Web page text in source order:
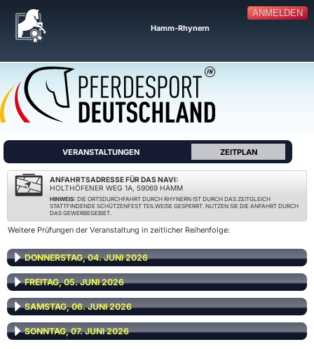
ANMELDEN
Hamm-Rhynern
VERANSTALTUNGEN ZEITPLAN
ANFAHRTSADRESSE FÜR DAS NAVI:
HOLTHÖFENER WEG 1A, 59069 HAMM
HINWEIS: DIE ORTSDURCHFAHRT DURCH RHYNERN IST DURCH DAS ZEITGLEICH
STATTFINDENDE SCHÜTZENFEST TEILWEISE GESPERRT. NUTZEN SIE DIE ANFAHRT DURCH
DAS GEWERBEGEBIET.
Weitere Prüfungen der Veranstaltung in zeitlicher Reihenfolge:
DONNERSTAG, 04. JUNI 2026
FREITAG, 05. JUNI 2026
SAMSTAG, 06. JUNI 2026
SONNTAG, 07. JUNI 2026